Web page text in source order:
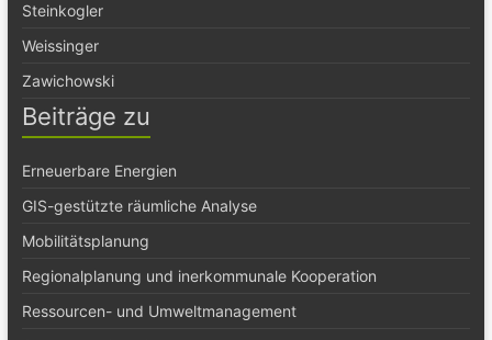
Steinkogler
Weissinger
Zawichowski
Beiträge zu
Erneuerbare Energien
GIS-gestützte räumliche Analyse
Mobilitätsplanung
Regionalplanung und inerkommunale Kooperation
Ressourcen- und Umweltmanagement